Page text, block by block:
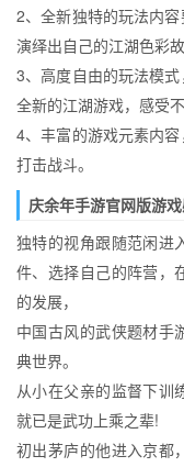
2、全新独特的玩法内
演绎出自己的江湖色彩
3、高度自由的玩法模
全新的江湖游戏，感受
4、丰富的游戏元素内
打击战斗。
庆余年手游官网版游戏
独特的视角跟随范闲进
件、选择自己的阵营，
的发展，
中国古风的武侠题材手
典世界。
从小在父亲的监督下训
就已是武功上乘之辈!
初出茅庐的他进入京都